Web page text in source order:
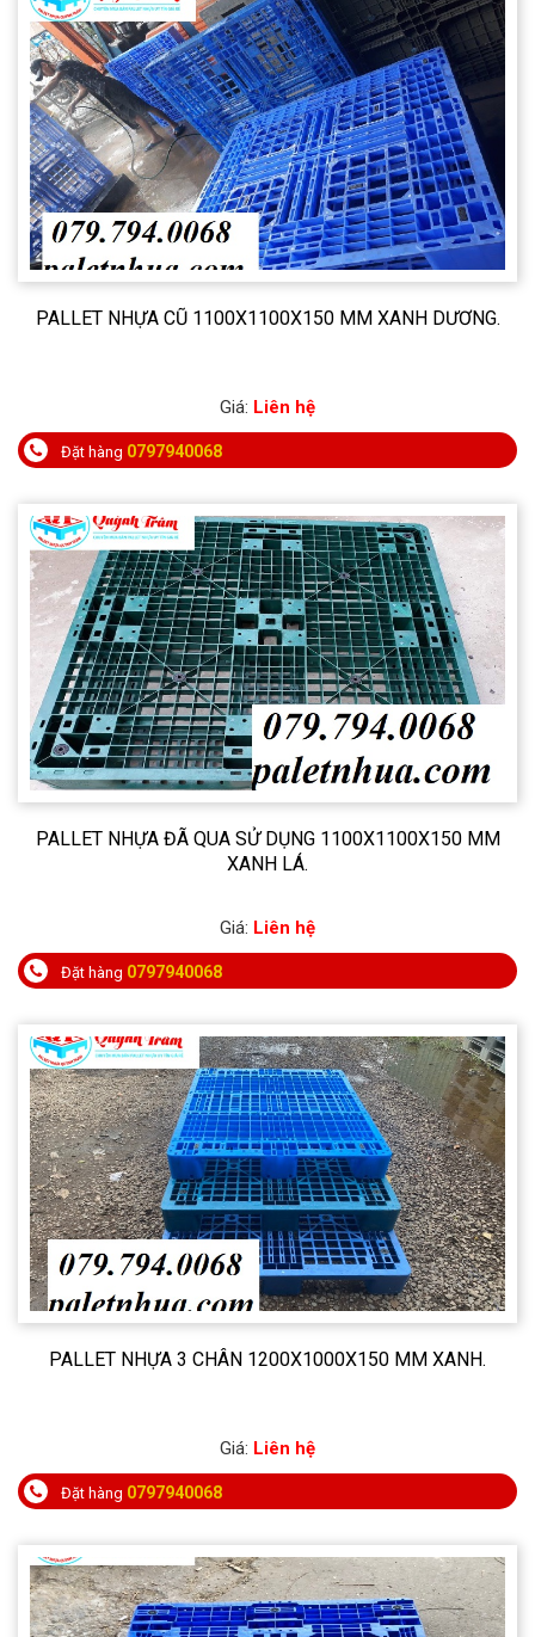
PALLET NHỰA CŨ 1100X1100X150 MM XANH DƯƠNG.
Giá: Liên hệ
Đặt hàng 0797940068
PALLET NHỰA ĐÃ QUA SỬ DỤNG 1100X1100X150 MM
XANH LÁ.
Giá: Liên hệ
Đặt hàng 0797940068
PALLET NHỰA 3 CHÂN 1200X1000X150 MM XANH.
Giá: Liên hệ
Đặt hàng 0797940068